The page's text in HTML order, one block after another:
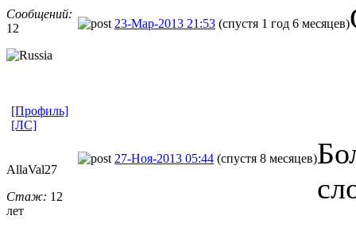
Сообщений:
12
23-Мар-2013 21:53 (спустя 1 год 6 месяцев)
[Профиль]
[ЛС]
AllaVal27
Стаж: 12
лет
27-Ноя-2013 05:44 (спустя 8 месяцев)